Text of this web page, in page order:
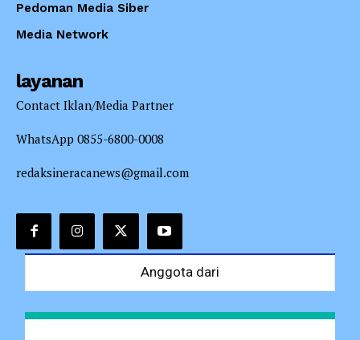
Pedoman Media Siber
Media Network
layanan
Contact Iklan/Media Partner
WhatsApp 0855-6800-0008
redaksineracanews@gmail.com
Anggota dari